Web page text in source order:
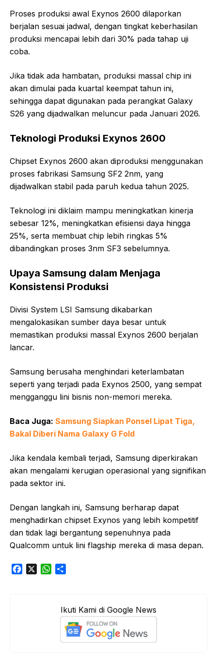
Proses produksi awal Exynos 2600 dilaporkan
berjalan sesuai jadwal, dengan tingkat keberhasilan
produksi mencapai lebih dari 30% pada tahap uji
coba.
Jika tidak ada hambatan, produksi massal chip ini
akan dimulai pada kuartal keempat tahun ini,
sehingga dapat digunakan pada perangkat Galaxy
S26 yang dijadwalkan meluncur pada Januari 2026.
Teknologi Produksi Exynos 2600
Chipset Exynos 2600 akan diproduksi menggunakan
proses fabrikasi Samsung SF2 2nm, yang
dijadwalkan stabil pada paruh kedua tahun 2025.
Teknologi ini diklaim mampu meningkatkan kinerja
sebesar 12%, meningkatkan efisiensi daya hingga
25%, serta membuat chip lebih ringkas 5%
dibandingkan proses 3nm SF3 sebelumnya.
Upaya Samsung dalam Menjaga
Konsistensi Produksi
Divisi System LSI Samsung dikabarkan
mengalokasikan sumber daya besar untuk
memastikan produksi massal Exynos 2600 berjalan
lancar.
Samsung berusaha menghindari keterlambatan
seperti yang terjadi pada Exynos 2500, yang sempat
mengganggu lini bisnis non-memori mereka.
Baca Juga: Samsung Siapkan Ponsel Lipat Tiga,
Bakal Diberi Nama Galaxy G Fold
Jika kendala kembali terjadi, Samsung diperkirakan
akan mengalami kerugian operasional yang signifikan
pada sektor ini.
Dengan langkah ini, Samsung berharap dapat
menghadirkan chipset Exynos yang lebih kompetitif
dan tidak lagi bergantung sepenuhnya pada
Qualcomm untuk lini flagship mereka di masa depan.
W
e
Ikuti Kami di Google News